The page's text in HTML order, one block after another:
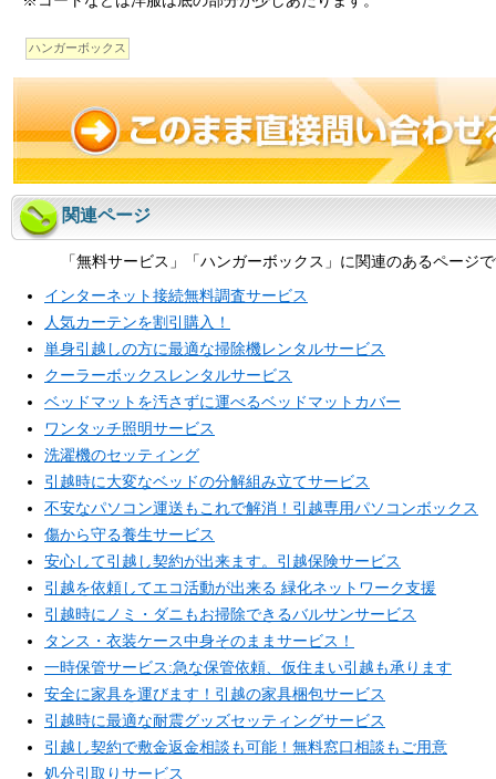
ハンガーボックス
関連ページ
「無料サービス」「ハンガーボックス」に関連のあるページ
インターネット接続無料調査サービス
人気カーテンを割引購入！
単身引越しの方に最適な掃除機レンタルサービス
クーラーボックスレンタルサービス
ベッドマットを汚さずに運べるベッドマットカバー
ワンタッチ照明サービス
洗濯機のセッティング
引越時に大変なベッドの分解組み立てサービス
不安なパソコン運送もこれで解消！引越専用パソコンボックス
傷から守る養生サービス
安心して引越し契約が出来ます。引越保険サービス
引越を依頼してエコ活動が出来る 緑化ネットワーク支援
引越時にノミ・ダニもお掃除できるバルサンサービス
タンス・衣装ケース中身そのままサービス！
一時保管サービス:急な保管依頼、仮住まい引越も承ります
安全に家具を運びます！引越の家具梱包サービス
引越時に最適な耐震グッズセッティングサービス
引越し契約で敷金返金相談も可能！無料窓口相談もご用意
処分引取りサービス